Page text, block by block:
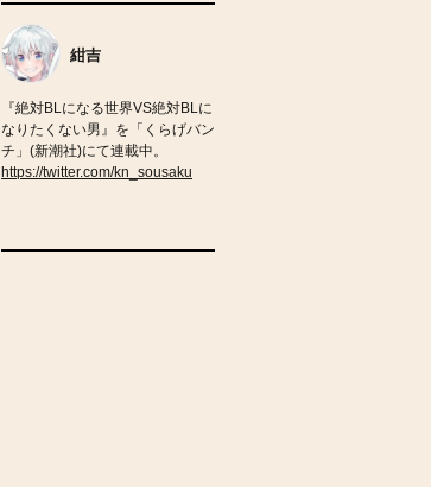
紺吉
『絶対BLになる世界VS絶対BLに
なりたくない男』を「くらげバン
チ」(新潮社)にて連載中。
https://twitter.com/kn_sousaku